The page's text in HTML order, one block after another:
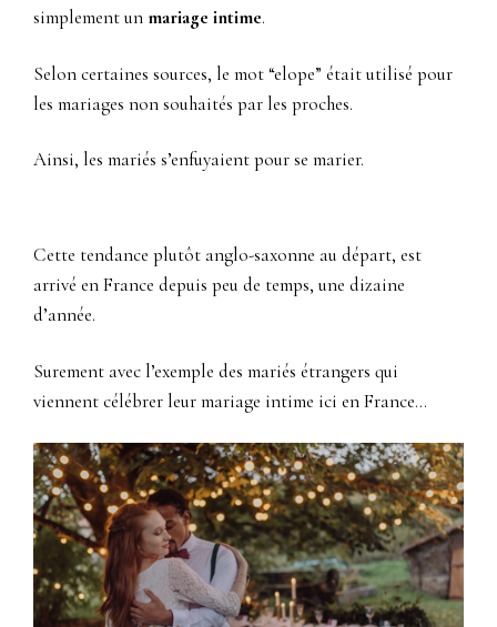
simplement unmariage intime.
Selon certaines sources, le mot “elope” était utilisé pour
les mariages non souhaités par les proches.
Ainsi, les mariés s’enfuyaient pour se marier.
Cette tendance plutôt anglo-saxonne au départ, est
arrivé en France depuis peu de temps, une dizaine
d’année.
Surement avec l’exemple des mariés étrangers qui
viennent célébrer leur mariage intime ici en France…